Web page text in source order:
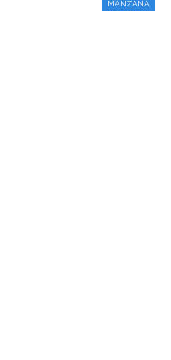
MANZANA